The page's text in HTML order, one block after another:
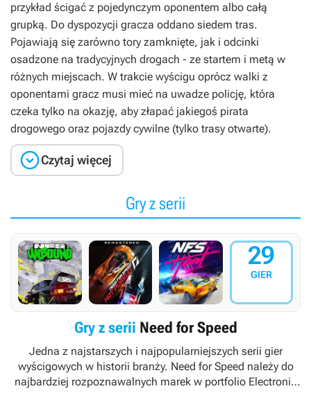
przykład ścigać z pojedynczym oponentem albo całą
grupką. Do dyspozycji gracza oddano siedem tras.
Pojawiają się zarówno tory zamknięte, jak i odcinki
osadzone na tradycyjnych drogach - ze startem i metą w
różnych miejscach. W trakcie wyścigu oprócz walki z
oponentami gracz musi mieć na uwadze policję, która
czeka tylko na okazję, aby złapać jakiegoś pirata
drogowego oraz pojazdy cywilne (tylko trasy otwarte).
Czytaj więcej
Gry z serii
29
GIER
Gry z serii Need for Speed
Jedna z najstarszych i najpopularniejszych serii gier
wyścigowych w historii branży. Need for Speed należy do
najbardziej rozpoznawalnych marek w portfolio Electronic